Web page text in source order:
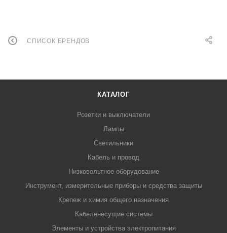
СПИСОК БРЕНДОВ
КАТАЛОГ
Розетки и выключатели
Лампы
Светильники
Кабель и провод
Низковольтное оборудование
Инструмент, измерительные приборы и средства защиты
Крепеж и химия общего назначения
Кабеленесущие системы
Элементы и устройства электропитания